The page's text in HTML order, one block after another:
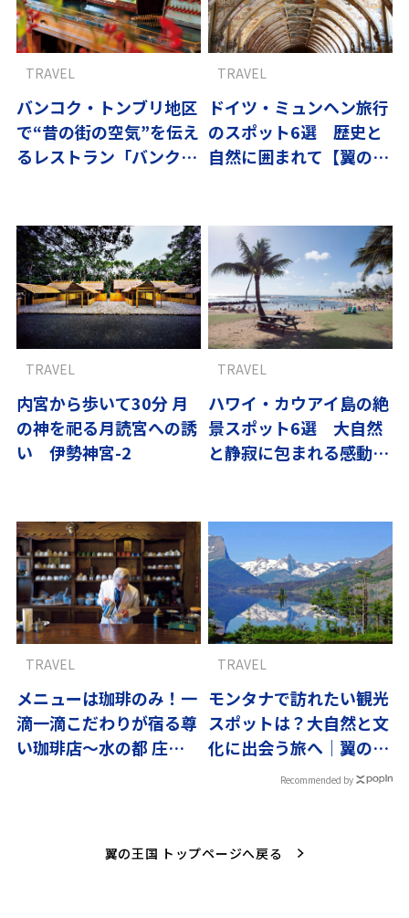
バンコク・トンブリ地区
で“昔の街の空気”を伝え
るレストラン「バンクー
TRAVEL
ドイツ・ミュンヘン旅行
のスポット6選 歴史と
自然に囲まれて【翼の王
TRAVEL
内宮から歩いて30分 月
の神を祀る月読宮への誘
い 伊勢神宮-2
TRAVEL
ハワイ・カウアイ島の絶
景スポット6選 大自然
と静寂に包まれる感動の
TRAVEL
メニューは珈琲のみ！一
滴一滴こだわりが宿る尊
い珈琲店～水の都 庄内
TRAVEL
モンタナで訪れたい観光
スポットは？大自然と文
化に出会う旅へ｜翼の王
TRAVEL
Recommended by
翼の王国 トップページへ戻る